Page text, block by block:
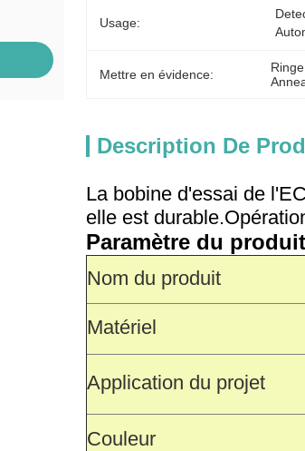
Usage:
Mettre en évidence:
Description De
La bobine d'essai de
elle est
Paramètre du produit
Nom du produit
Matériel
Application du projet
Couleur